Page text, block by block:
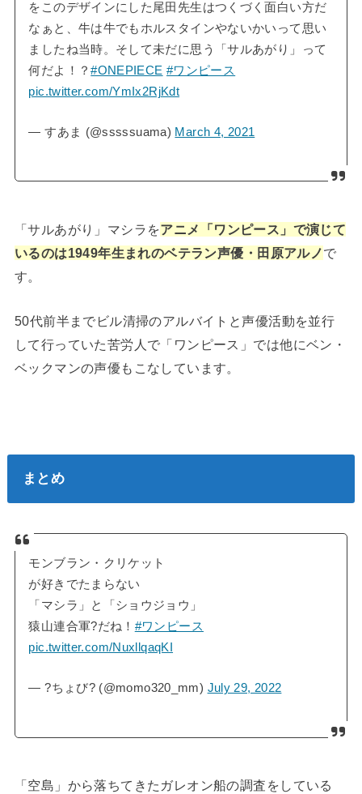
をこのデザインにした尾田先生はつくづく面白い方だ
なぁと、牛は牛でもホルスタインやないかいって思い
ましたね当時。そして未だに思う「サルあがり」って
何だよ！？#ONEPIECE #ワンピース
pic.twitter.com/YmIx2RjKdt
— すあま (@sssssuama) March 4, 2021
「サルあがり」マシラをアニメ「ワンピース」で演じて
いるのは1949年生まれのベテラン声優・田原アルノで
す。
50代前半までビル清掃のアルバイトと声優活動を並行
して行っていた苦労人で「ワンピース」では他にベン・
ベックマンの声優もこなしています。
まとめ
モンブラン・クリケット
が好きでたまらない
「マシラ」と「ショウジョウ」
猿山連合軍?だね！ #ワンピース
pic.twitter.com/NuxllqaqKI
— ?ちょび? (@momo320_mm) July 29, 2022
「空島」から落ちてきたガレオン船の調査をしている